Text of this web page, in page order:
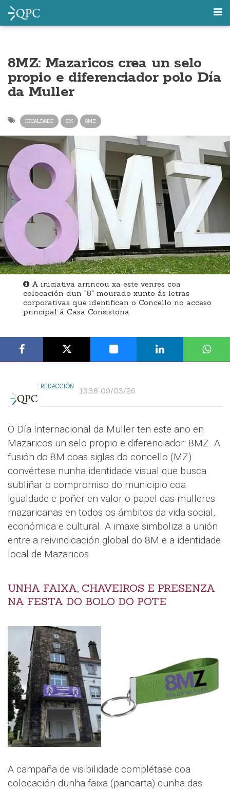
8MZ: Mazaricos crea un selo
propio e diferenciador polo Día
da Muller
IGUALDADE 8M 8MZ
A iniciativa arrincou xa este venres coa
colocación dun "8" mourado xunto ás letras
corporativas que identifican o Concello no acceso
principal á Casa Consistoria
REDACCIÓN 13:38 09/03/26
O Día Internacional da Muller ten este ano en
Mazaricos un selo propio e diferenciador: 8MZ. A
fusión do 8M coas siglas do concello (MZ)
convértese nunha identidade visual que busca
subliñar o compromiso do municipio coa
igualdade e poñer en valor o papel das mulleres
mazaricanas en todos os ámbitos da vida social,
económica e cultural. A imaxe simboliza a unión
entre a reivindicación global do 8M e a identidade
local de Mazaricos.
UNHA FAIXA, CHAVEIROS E PRESENZA
NA FESTA DO BOLO DO POTE
A campaña de visibilidade complétase coa
colocación dunha faixa (pancarta) cunha das